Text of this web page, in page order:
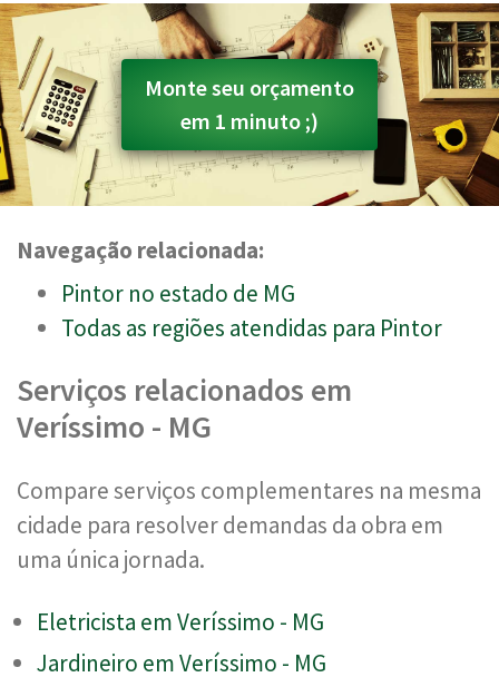
Monte seu orçamento
em 1 minuto ;)
Navegação relacionada:
Pintor no estado de MG
Todas as regiões atendidas para Pintor
Serviços relacionados em
Veríssimo - MG
Compare serviços complementares na mesma
cidade para resolver demandas da obra em
uma única jornada.
Eletricista em Veríssimo - MG
Jardineiro em Veríssimo - MG